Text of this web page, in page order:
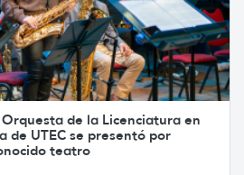
de la Licenciatura en
de UTEC se presentó por
teatro